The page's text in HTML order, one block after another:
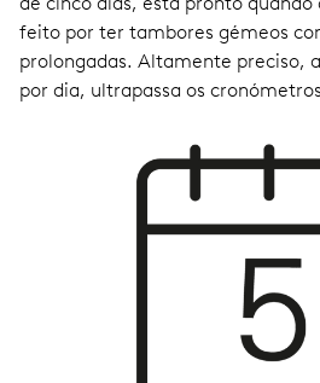
feito por ter tambores gémeos
prolongadas. Altamente preciso,
por dia, ultrapassa os